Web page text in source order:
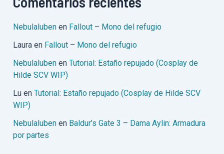
Nebulaluben en Fallout – Mono del refugio
Laura en Fallout – Mono del refugio
Nebulaluben enTutorial: Estaño repujado (Cosplay de
Hilde SCV WIP)
Lu enTutorial: Estaño repujado (Cosplay de Hilde SCV
WIP)
Nebulaluben en Baldur’s Gate 3 – Dama Aylin: Armadura
por partes